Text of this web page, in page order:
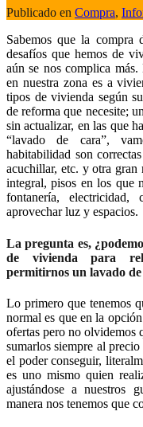
Publicado en Compra,
Sabemos que la compra
desafíos que hemos de
aún se nos complica
en nuestra zona es a
tipos de vivienda según
de reforma que necesite;
sin actualizar, en las que
“lavado de cara”,
habitabilidad son
acuchillar, etc. y otra gran
integral, pisos en los que
fontanería, electricidad,
aprovechar luz y espacios.
La pregunta es,
de vivienda para
permitirnos un lavado
Lo primero que tenemos
normal es que en la
ofertas pero no olvidemos
sumarlos siempre al
el poder conseguir,
es uno mismo quien
ajustándose a nuestros
manera nos tenemos que